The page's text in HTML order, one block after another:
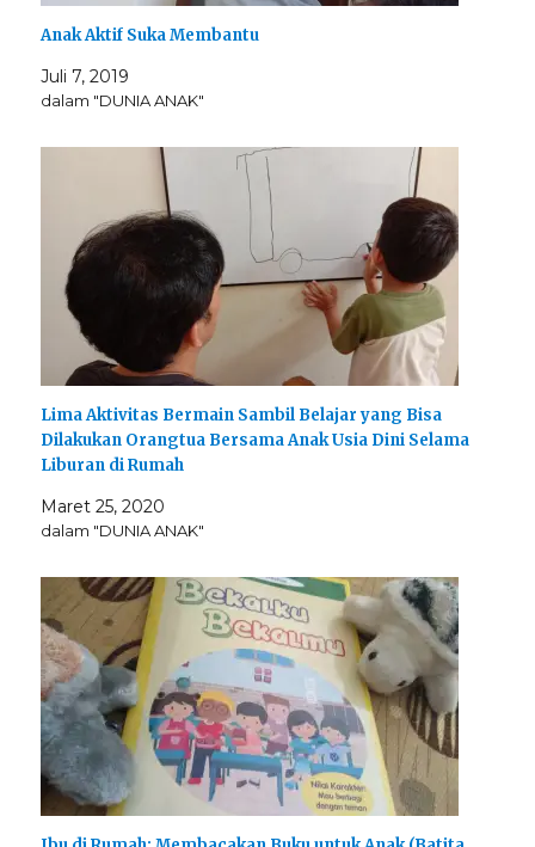
Anak Aktif Suka Membantu
Juli 7, 2019
dalam "DUNIA ANAK"
Lima Aktivitas Bermain Sambil Belajar yang Bisa
Dilakukan Orangtua Bersama Anak Usia Dini Selama
Liburan di Rumah
Maret 25, 2020
dalam "DUNIA ANAK"